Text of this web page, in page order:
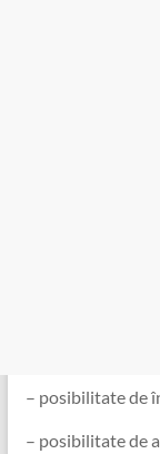
– posibilitate de
– posibilitate de